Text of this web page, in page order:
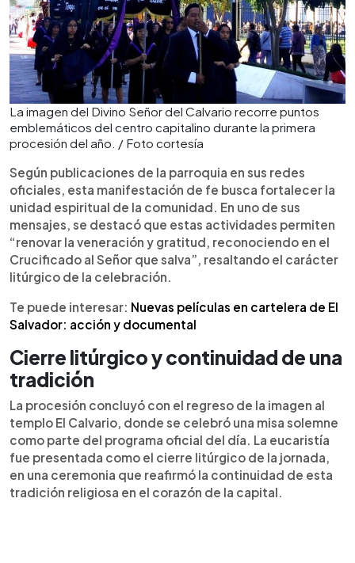
La imagen del Divino Señor del Calvario recorre puntos
emblemáticos del centro capitalino durante la primera
procesión del año. / Foto cortesía
Según publicaciones de la parroquia en sus redes
oficiales, esta manifestación de fe busca fortalecer la
unidad espiritual de la comunidad. En uno de sus
mensajes, se destacó que estas actividades permiten
“renovar la veneración y gratitud, reconociendo en el
Crucificado al Señor que salva”, resaltando el carácter
litúrgico de la celebración.
Te puede interesar: Nuevas películas en cartelera de El
Salvador: acción y documental
Cierre litúrgico y continuidad de una
tradición
La procesión concluyó con el regreso de la imagen al
templo El Calvario, donde se celebró una misa solemne
como parte del programa oficial del día. La eucaristía
fue presentada como el cierre litúrgico de la jornada,
en una ceremonia que reafirmó la continuidad de esta
tradición religiosa en el corazón de la capital.